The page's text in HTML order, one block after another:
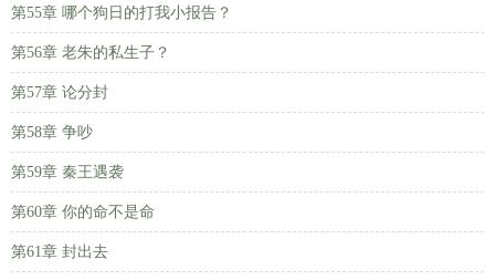
第55章 哪个狗日的打我小报告？
第56章 老朱的私生子？
第57章 论分封
第58章 争吵
第59章 秦王遇袭
第60章 你的命不是命
第61章 封出去